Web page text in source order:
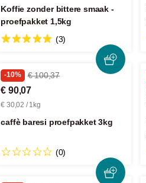
Koffie zonder bittere smaak -
proefpakket 1,5kg
(3)
-10% € 100,37
€ 90,07
€ 30,02 / 1kg
caffè baresi proefpakket 3kg
(0)